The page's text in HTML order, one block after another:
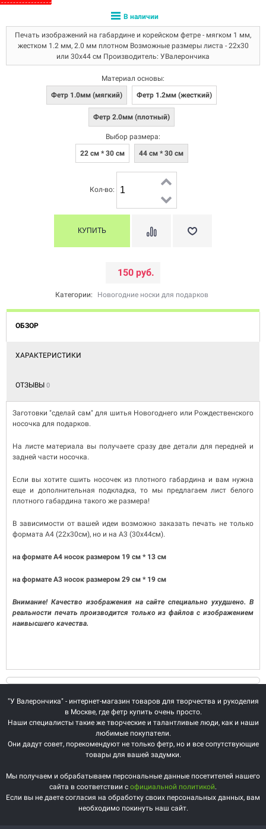
В наличии
Печать изображений на габардине и корейском фетре - мягком 1 мм,
жестком 1.2 мм, 2.0 мм плотном Возможные размеры листа - 22х30
или 30х44 см Производитель: УВалерончика
Материал основы:
Фетр 1.0мм (мягкий)
Фетр 1.2мм (жесткий)
Фетр 2.0мм (плотный)
Выбор размера:
22 см * 30 см
44 см * 30 см
Кол-во:
150 руб.
Категории: Новогодние носки для подарков
ОБЗОР
ХАРАКТЕРИСТИКИ
ОТЗЫВЫ 0
Заготовки "сделай сам" для шитья Новогоднего или Рождественского
носочка для подарков.
На листе материала вы получаете сразу две детали для передней и
задней части носочка.
Если вы хотите сшить носочек из плотного габардина и вам нужна
еще и дополнительная подкладка, то мы предлагаем лист белого
плотного габардина такого же размера!
В зависимости от вашей идеи возможно заказать печать не только
формата A4 (22х30см), но и на A3 (30х44см).
на формате А4 носок размером 19 см * 13 см
на формате А3 носок размером 29 см * 19 см
Внимание! Качество изображения на сайте специально ухудшено. В
реальности печать производится только из файлов с изображением
наивысшего качества.
"У Валерончика" - интернет-магазин товаров для творчества и рукоделия
в Москве, где фетр купить очень просто.
Наши специалисты такие же творческие и талантливые люди, как и наши
любимые покупатели.
Они дадут совет, порекомендуют не только фетр, но и все сопутствующие
товары для вашей задумки.
Мы получаем и обрабатываем персональные данные посетителей нашего
сайта в соответствии с официальной политикой.
Если вы не даете согласия на обработку своих персональных данных, вам
необходимо покинуть наш сайт.